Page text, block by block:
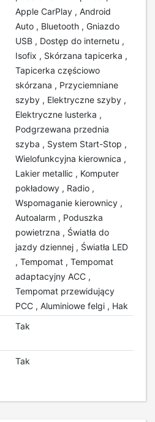
Apple CarPlay , Android
Auto , Bluetooth , Gniazdo
USB , Dostęp do internetu ,
Isofix , Skórzana tapicerka ,
Tapicerka częściowo
skórzana , Przyciemniane
szyby , Elektryczne szyby ,
Elektryczne lusterka ,
Podgrzewana przednia
szyba , System Start-Stop ,
Wielofunkcyjna kierownica ,
Lakier metallic , Komputer
pokładowy , Radio ,
Wspomaganie kierownicy ,
Autoalarm , Poduszka
powietrzna , Światła do
jazdy dziennej , Światła LED
, Tempomat , Tempomat
adaptacyjny ACC ,
Tempomat przewidujący
PCC , Aluminiowe felgi , Hak
Tak
Tak